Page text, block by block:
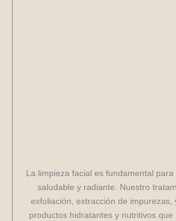
La limpieza facial es fundamental
saludable y radiante. Nuestro
exfoliación, extracción de impurezas,
productos hidratantes y nutritivos que